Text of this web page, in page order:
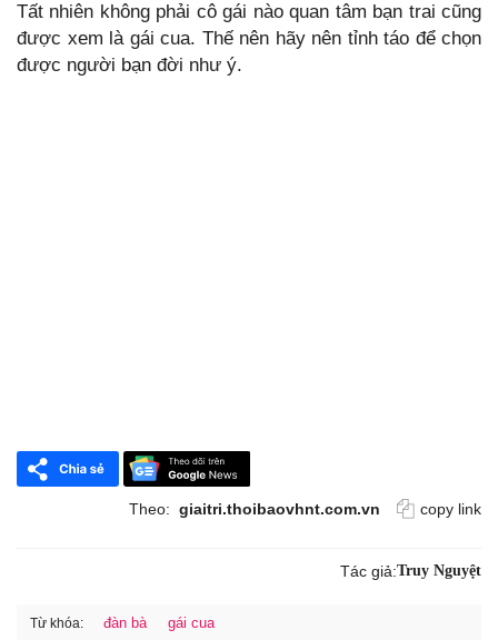
Tất nhiên không phải cô gái nào quan tâm bạn trai cũng
được xem là gái cua. Thế nên hãy nên tỉnh táo để chọn
được người bạn đời như ý.
Theo: giaitri.thoibaovhnt.com.vn copy link
Tác giả:Truy Nguyệt
Từ khóa: đàn bà gái cua